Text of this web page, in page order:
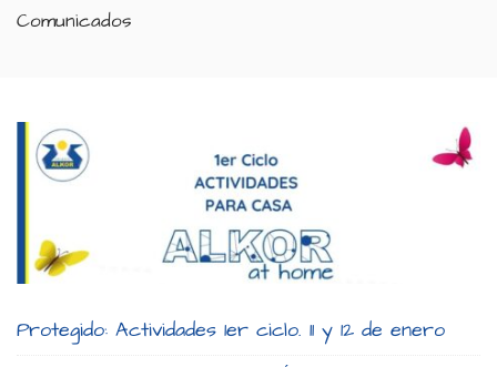
Comunicados
Protegido: Actividades 1er ciclo. 11 y 12 de enero